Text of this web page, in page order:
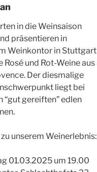
in die Weinsaison
präsentieren in
Weinkontor in Stuttgart
Rosé und Rot-Weine aus
Der diesmalige
liegt bei
“gut gereiften” edlen
unserem Weinerlebnis:
01.03.2025 um 19.00